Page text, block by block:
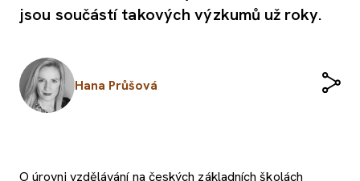
jsou součástí takových výzkumů už roky.
Hana Průšová
O úrovni vzdělávání na českých základních školách